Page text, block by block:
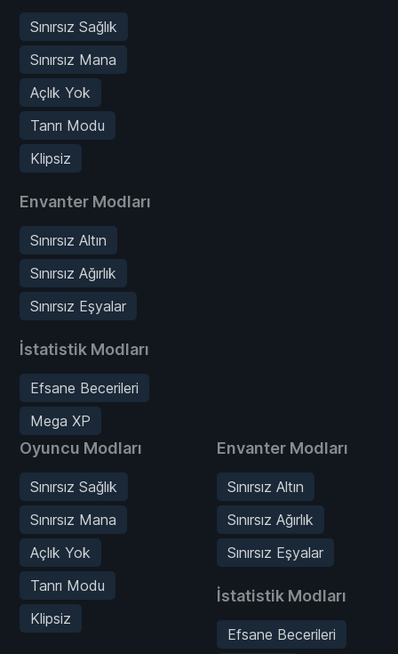
Sınırsız Sağlık
Sınırsız Mana
Açlık Yok
Tanrı Modu
Klipsiz
Envanter Modları
Sınırsız Altın
Sınırsız Ağırlık
Sınırsız Eşyalar
İstatistik Modları
Efsane Becerileri
Mega XP
Oyuncu Modları
Sınırsız Sağlık
Sınırsız Mana
Açlık Yok
Tanrı Modu
Klipsiz
Envanter Modları
Sınırsız Altın
Sınırsız Ağırlık
Sınırsız Eşyalar
İstatistik Modları
Efsane Becerileri